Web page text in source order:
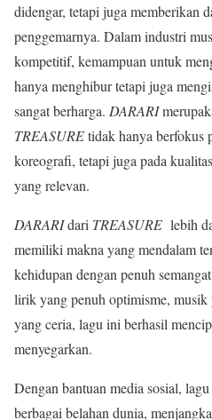
didengar, tetapi juga memberikan
penggemarnya. Dalam industri
kompetitif, kemampuan untuk
hanya menghibur tetapi juga
sangat berharga. DARARI
TREASUREtidak hanya berfokus
koreografi, tetapi juga pada
yang relevan.
DARARIdari TREASURE lebih
memiliki makna yang mendalam
kehidupan dengan penuh
lirik yang penuh optimisme,
yang ceria, lagu ini berhasil
menyegarkan.
Dengan bantuan media sosial,
berbagai belahan dunia,